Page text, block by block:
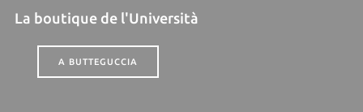
La boutique de l'Università
A BUTTEGUCCIA